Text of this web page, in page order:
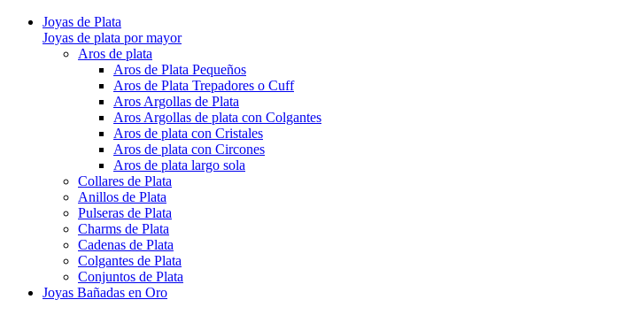
Joyas de Plata
Joyas de plata por mayor
Aros de plata
Aros de Plata Pequeños
Aros de Plata Trepadores o Cuff
Aros Argollas de Plata
Aros Argollas de plata con Colgantes
Aros de plata con Cristales
Aros de plata con Circones
Aros de plata largo sola
Collares de Plata
Anillos de Plata
Pulseras de Plata
Charms de Plata
Cadenas de Plata
Colgantes de Plata
Conjuntos de Plata
Joyas Bañadas en Oro